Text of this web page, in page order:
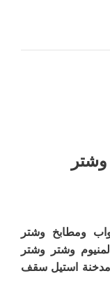
ومطابخ وشتر
وشتر وشتر
مدخنة استيل سقف